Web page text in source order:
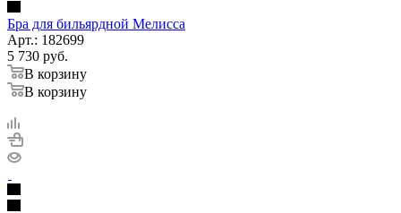
Бра для бильярдной Мелисса
Арт.: 182699
5 730 руб.
В корзину
В корзину